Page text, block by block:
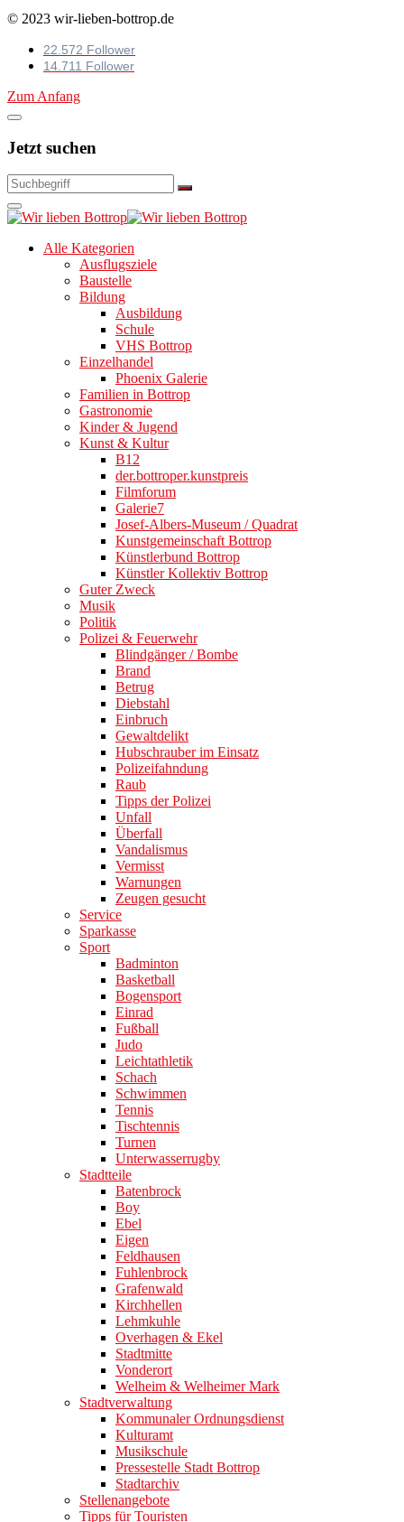
© 2023 wir-lieben-bottrop.de
22.572 Follower
14.711 Follower
Zum Anfang
Jetzt suchen
Alle Kategorien
Ausflugsziele
Baustelle
Bildung
Ausbildung
Schule
VHS Bottrop
Einzelhandel
Phoenix Galerie
Familien in Bottrop
Gastronomie
Kinder & Jugend
Kunst & Kultur
B12
der.bottroper.kunstpreis
Filmforum
Galerie7
Josef-Albers-Museum / Quadrat
Kunstgemeinschaft Bottrop
Künstlerbund Bottrop
Künstler Kollektiv Bottrop
Guter Zweck
Musik
Politik
Polizei & Feuerwehr
Blindgänger / Bombe
Brand
Betrug
Diebstahl
Einbruch
Gewaltdelikt
Hubschrauber im Einsatz
Polizeifahndung
Raub
Tipps der Polizei
Unfall
Überfall
Vandalismus
Vermisst
Warnungen
Zeugen gesucht
Service
Sparkasse
Sport
Badminton
Basketball
Bogensport
Einrad
Fußball
Judo
Leichtathletik
Schach
Schwimmen
Tennis
Tischtennis
Turnen
Unterwasserrugby
Stadtteile
Batenbrock
Boy
Ebel
Eigen
Feldhausen
Fuhlenbrock
Grafenwald
Kirchhellen
Lehmkuhle
Overhagen & Ekel
Stadtmitte
Vonderort
Welheim & Welheimer Mark
Stadtverwaltung
Kommunaler Ordnungsdienst
Kulturamt
Musikschule
Pressestelle Stadt Bottrop
Stadtarchiv
Stellenangebote
Tipps für Touristen